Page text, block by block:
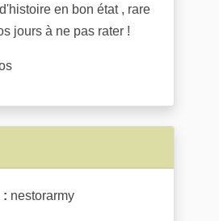
en bon état , rare
jours à ne pas rater !
: nestorarmy